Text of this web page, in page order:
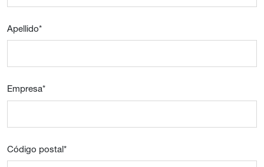
Apellido*
Empresa*
Código postal*